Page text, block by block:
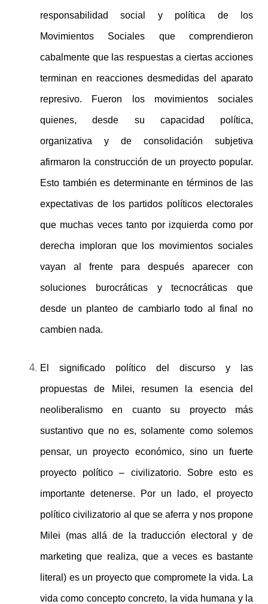
responsabilidad social y política de los
Movimientos Sociales que comprendieron
cabalmente que las respuestas a ciertas acciones
terminan en reacciones desmedidas del aparato
represivo. Fueron los movimientos sociales
quienes, desde su capacidad política,
organizativa y de consolidación subjetiva
afirmaron la construcción de un proyecto popular.
Esto también es determinante en términos de las
expectativas de los partidos políticos electorales
que muchas veces tanto por izquierda como por
derecha imploran que los movimientos sociales
vayan al frente para después aparecer con
soluciones burocráticas y tecnocráticas que
desde un planteo de cambiarlo todo al final no
cambien nada.
El significado político del discurso y las
propuestas de Milei, resumen la esencia del
neoliberalismo en cuanto su proyecto más
sustantivo que no es, solamente como solemos
pensar, un proyecto económico, sino un fuerte
proyecto político – civilizatorio. Sobre esto es
importante detenerse. Por un lado, el proyecto
político civilizatorio al que se aferra y nos propone
Milei (mas allá de la traducción electoral y de
marketing que realiza, que a veces es bastante
literal) es un proyecto que compromete la vida. La
vida como concepto concreto, la vida humana y la